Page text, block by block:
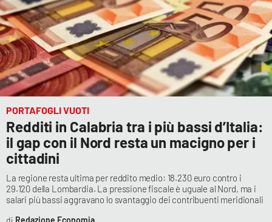
APP
Android
Apple
PORTAFOGLI VUOTI
Redditi in Calabria tra i più bassi d’Italia:
il gap con il Nord resta un macigno per i
cittadini
La regione resta ultima per reddito medio: 18.230 euro contro i
29.120 della Lombardia. La pressione fiscale è uguale al Nord, ma i
salari più bassi aggravano lo svantaggio dei contribuenti meridionali
Redazione Economia